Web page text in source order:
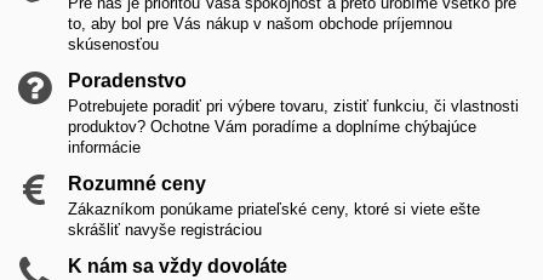
to, aby bol pre Vás nákup v našom obchode príjemnou
skúsenosťou
Poradenstvo
Potrebujete poradiť pri výbere tovaru, zistiť funkciu, či vlastnosti
produktov? Ochotne Vám poradíme a doplníme chýbajúce
informácie
Rozumné ceny
Zákazníkom ponúkame priateľské ceny, ktoré si viete ešte
skrášliť navyše registráciou
K nám sa vždy dovoláte